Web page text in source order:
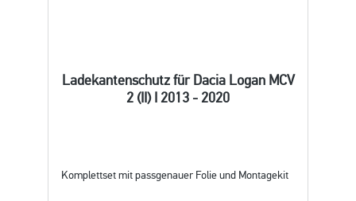
Ladekantenschutz für Dacia Logan MCV
2 (II) I 2013 - 2020
Komplettset mit passgenauer Folie und Montagekit